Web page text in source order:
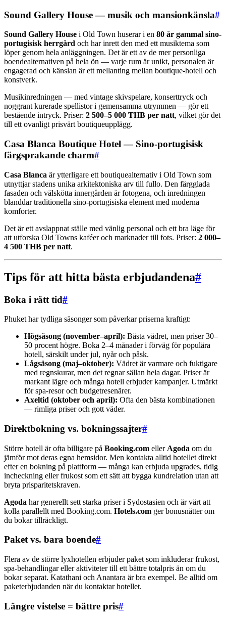
Sound Gallery House — musik och mansionkänsla#
Sound Gallery House i Old Town huserar i en 80 år gammal sino-
portugisisk herrgård och har inrett den med ett musiktema som
löper genom hela anläggningen. Det är ett av de mer personliga
boendealternativen på hela ön — varje rum är unikt, personalen är
engagerad och känslan är ett mellanting mellan boutique-hotell och
konstverk.
Musikinredningen — med vintage skivspelare, konserttryck och
noggrant kurerade spellistor i gemensamma utrymmen — gör ett
bestående intryck. Priser: 2 500–5 000 THB per natt, vilket gör det
till ett ovanligt prisvärt boutiqueupplägg.
Casa Blanca Boutique Hotel — Sino-portugisisk
färgsprakande charm#
Casa Blanca är ytterligare ett boutiquealternativ i Old Town som
utnyttjar stadens unika arkitektoniska arv till fullo. Den färgglada
fasaden och välskötta innergården är fotogena, och inredningen
blanddar traditionella sino-portugisiska element med moderna
komforter.
Det är ett avslappnat ställe med vänlig personal och ett bra läge för
att utforska Old Towns kaféer och marknader till fots. Priser: 2 000–
4 500 THB per natt.
Tips för att hitta bästa erbjudandena#
Boka i rätt tid#
Phuket har tydliga säsonger som påverkar priserna kraftigt:
Högsäsong (november–april): Bästa vädret, men priser 30–
50 procent högre. Boka 2–4 månader i förväg för populära
hotell, särskilt under jul, nyår och påsk.
Lågsäsong (maj–oktober): Vädret är varmare och fuktigare
med regnskurar, men det regnar sällan hela dagar. Priser är
markant lägre och många hotell erbjuder kampanjer. Utmärkt
för spa-resor och budgetresenärer.
Axeltid (oktober och april): Ofta den bästa kombinationen
— rimliga priser och gott väder.
Direktbokning vs. bokningssajter#
Större hotell är ofta billigare på Booking.com eller Agoda om du
jämför mot deras egna hemsidor. Men kontakta alltid hotellet direkt
efter en bokning på plattform — många kan erbjuda upgrades, tidig
incheckning eller frukost som ett sätt att bygga kundrelation utan att
bryta prisparitetskraven.
Agoda har generellt sett starka priser i Sydostasien och är värt att
kolla parallellt med Booking.com. Hotels.com ger bonusnätter om
du bokar tillräckligt.
Paket vs. bara boende#
Flera av de större lyxhotellen erbjuder paket som inkluderar frukost,
spa-behandlingar eller aktiviteter till ett bättre totalpris än om du
bokar separat. Katathani och Anantara är bra exempel. Be alltid om
paketerbjudanden när du kontaktar hotellet.
Längre vistelse = bättre pris#